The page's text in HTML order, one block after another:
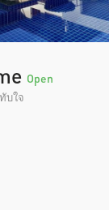
Open
บใจ